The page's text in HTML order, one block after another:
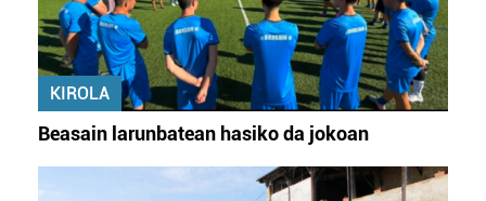
KIROLA
Beasain larunbatean hasiko da jokoan